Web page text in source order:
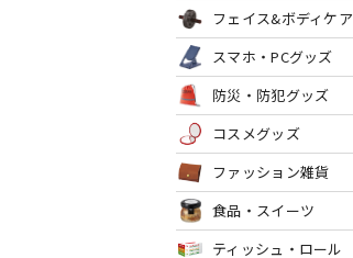
フェイス&ボディケア
スマホ・PCグッズ
防災・防犯グッズ
コスメグッズ
ファッション雑貨
食品・スイーツ
ティッシュ・ロール